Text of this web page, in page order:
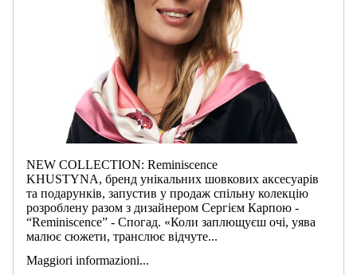
NEW COLLECTION: Reminiscence
KHUSTYNA, бренд унікальних шовкових аксесуарів
та подарунків, запустив у продаж спільну колекцію
розроблену разом з дизайнером Сергієм Карпою -
“Reminiscence” - Спогад. «Коли заплющуєш очі, уява
малює сюжети, транслює відчуте...
Maggiori informazioni...